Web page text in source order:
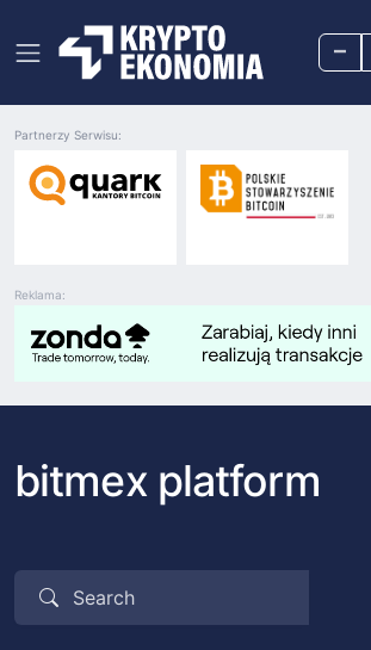
–
Reklama:
Partnerzy Serwisu:
bitmex platform